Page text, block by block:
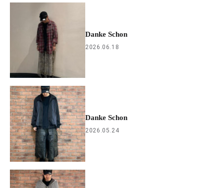
Danke Schon
2026.06.18
Danke Schon
2026.05.24